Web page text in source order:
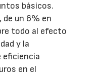
básicos.
de un 6% en
todo al efecto
y la
eficiencia
en el